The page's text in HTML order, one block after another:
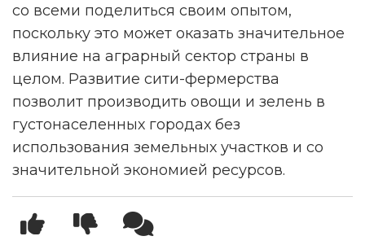
со всеми поделиться своим опытом,
поскольку это может оказать значительное
влияние на аграрный сектор страны в
целом. Развитие сити-фермерства
позволит производить овощи и зелень в
густонаселенных городах без
использования земельных участков и со
значительной экономией ресурсов.